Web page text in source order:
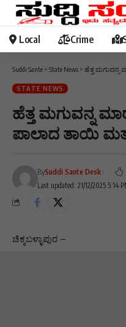
Local Crime
Suddi Sante > State News > ಹೆತ್ತ ಮಗುವನ್ನ
STATE NEWS
ಹೆತ್ತ ಮಗುವನ್ನ
ಪಾಲಾದ ತಾಯಿ
Last updated: 21/12/2025 5:14
BySuddi Sante Desk
ಚಿಕ್ಕಬಳ್ಳಾಪುರ –